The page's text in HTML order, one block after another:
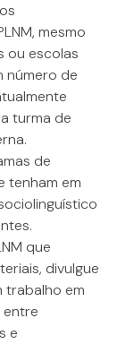
mesmo
ou escolas
número de
turma de
de
tenham em
que
divulgue
trabalho em
e